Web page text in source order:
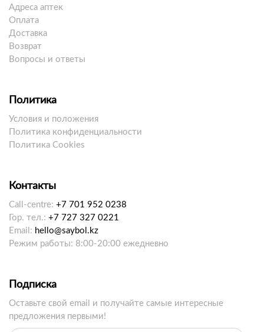
Адреса аптек
Оплата
Доставка
Возврат
Вопросы и ответы
Политика
Условия и положения
Политика конфиденциальности
Политика Cookies
Контакты
Call-centre: +7 701 952 0238
Гор. тел.: +7 727 327 0221
Email: hello@saybol.kz
Режим работы: 8:00-20:00 ежедневно
Подписка
Оставьте свой email и получайте самые интересные
предложения первыми!